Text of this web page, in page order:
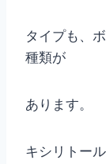
タイプも、
種類が
あります。
キシリトー